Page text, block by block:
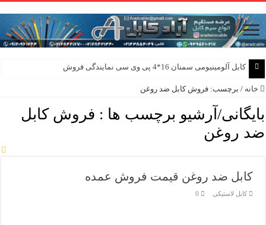
کابل آلومینیومی سمنان 16*4 پی وی سی نمایندگی فروش
خانه / برچسب:فروش کابل ضد روغن
بایگانی/آرشیو برچسب ها : فروش کابل
ضد روغن
کابل ضد روغن قیمت فروش عمده
کابل لاستیکی 0